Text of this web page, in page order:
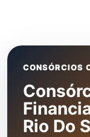
CONSÓRCIOS
Rio Do